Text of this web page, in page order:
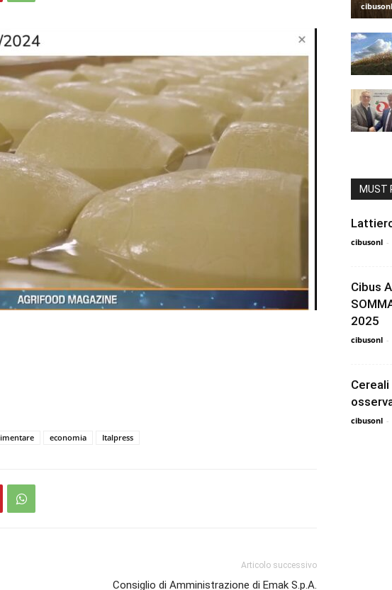
economia Italpress
Articolo successivo
Consiglio di Amministrazione di Emak S.p.A.
cibusonl
MUST
cibusonl -
Cibus
2025
cibusonl -
cibusonl -